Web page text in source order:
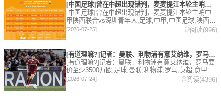
[中国足球]曾在中超出现错判，麦麦提江本轮主哨中甲陕西联合v
[中国足球]曾在中超出现错判，麦麦提江本轮主哨中
甲陕西联合vs深圳青年人,足球,中甲,中国足球,陕西联
合,深圳青年人,中超。欢迎收藏本站，24小时为你更
[2026-07-25] 阅读(996)
[有道理嘛?]记者：曼联、利物浦有意艾纳维，罗马要价至少35
[有道理嘛?]记者：曼联、利物浦有意艾纳维，罗马要
价至少3500万欧,足球,曼联,利物浦,罗马,英超,意甲。
欢迎收藏本站，24小时为你更新最新的足球，篮球体
育资讯。
[2026-07-24] 阅读(4396)